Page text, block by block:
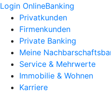
Login OnlineBanking
Privatkunden
Firmenkunden
Private Banking
Meine
Service & Mehrwerte
Immobilie & Wohnen
Karriere